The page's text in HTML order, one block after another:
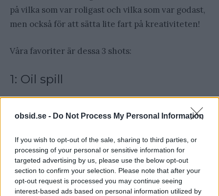
obsid.se - Do Not Process My Personal Information
If you wish to opt-out of the sale, sharing to third parties, or
processing of your personal or sensitive information for
targeted advertising by us, please use the below opt-out
section to confirm your selection. Please note that after your
opt-out request is processed you may continue seeing
interest-based ads based on personal information utilized by
på vilka som var roligast och vilka som var godast,
men också för att sätta lite fart på kreativiteten!
Våra favoriter är dessa 3 shots:
1: Oil spill
Här har vi en rackare som är knepig att göra, men
är du ute efter roliga shots, ja då är det få som slår
när brickan kommer in.
2: Pineapple uppside-down cake